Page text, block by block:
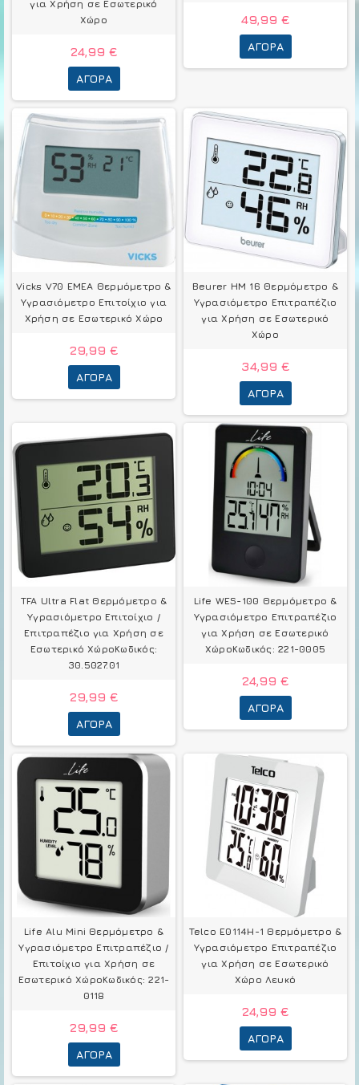
για Χρήση σε Εσωτερικό
Χώρο
24,99 €
ΑΓΟΡΆ
49,99 €
ΑΓΟΡΆ
Vicks V70 EMEA Θερμόμετρo &
Υγρασιόμετρo Επιτοίχιο για
Χρήση σε Εσωτερικό Χώρο
29,99 €
ΑΓΟΡΆ
Beurer ΗΜ 16 Θερμόμετρo &
Υγρασιόμετρo Επιτραπέζιο
για Χρήση σε Εσωτερικό
Χώρο
34,99 €
ΑΓΟΡΆ
TFA Ultra Flat Θερμόμετρo &
Υγρασιόμετρo Επιτοίχιο /
Επιτραπέζιο για Χρήση σε
Εσωτερικό ΧώροΚωδικός:
30.5027.01
29,99 €
ΑΓΟΡΆ
Life WES-100 Θερμόμετρo &
Υγρασιόμετρo Επιτραπέζιο
για Χρήση σε Εσωτερικό
ΧώροΚωδικός: 221-0005
24,99 €
ΑΓΟΡΆ
Life Alu Mini Θερμόμετρo &
Υγρασιόμετρo Επιτραπέζιο /
Επιτοίχιο για Χρήση σε
Εσωτερικό ΧώροΚωδικός: 221-
0118
29,99 €
ΑΓΟΡΆ
Telco E0114H-1 Θερμόμετρo &
Υγρασιόμετρo Επιτραπέζιο
για Χρήση σε Εσωτερικό
Χώρο Λευκό
24,99 €
ΑΓΟΡΆ